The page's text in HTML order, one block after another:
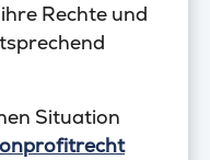
Rechte und
Situation